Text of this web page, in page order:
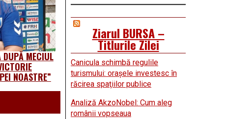
DUPĂ MECIUL
NOASTRE”
Ziarul BURSA –
Titlurile Zilei
Canicula schimbă regulile
turismului: oraşele investesc în
răcirea spaţiilor publice
Analiză AkzoNobel: Cum aleg
românii vopseaua